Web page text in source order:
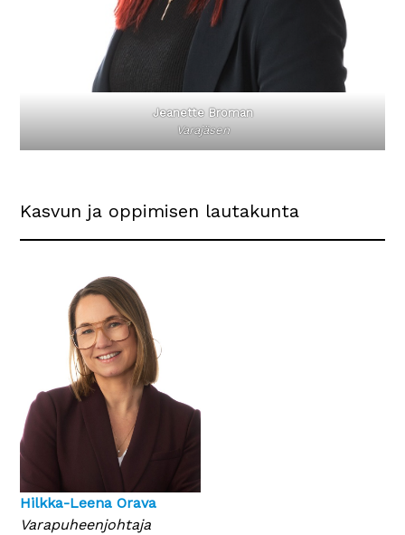
Jeanette Broman
Varajäsen
Kasvun ja oppimisen lautakunta
Hilkka-Leena Orava
Varapuheenjohtaja